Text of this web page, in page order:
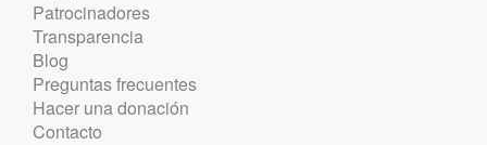
Patrocinadores
Transparencia
Blog
Preguntas frecuentes
Hacer una donación
Contacto